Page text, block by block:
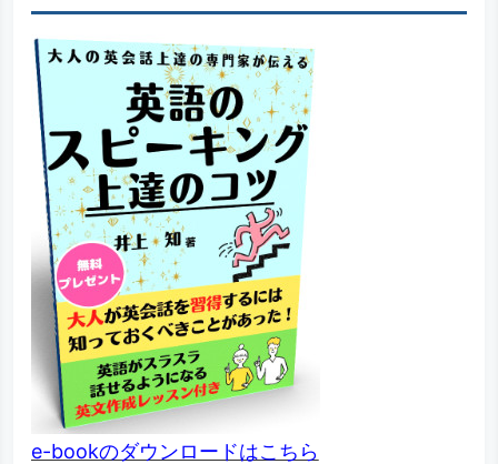
e-bookのダウンロードはこちら